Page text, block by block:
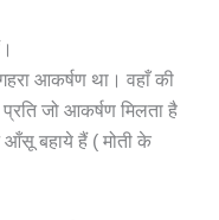
आकर्षण था। वहाँ की
जो आकर्षण मिलता है
बहाये हैं ( मोती के